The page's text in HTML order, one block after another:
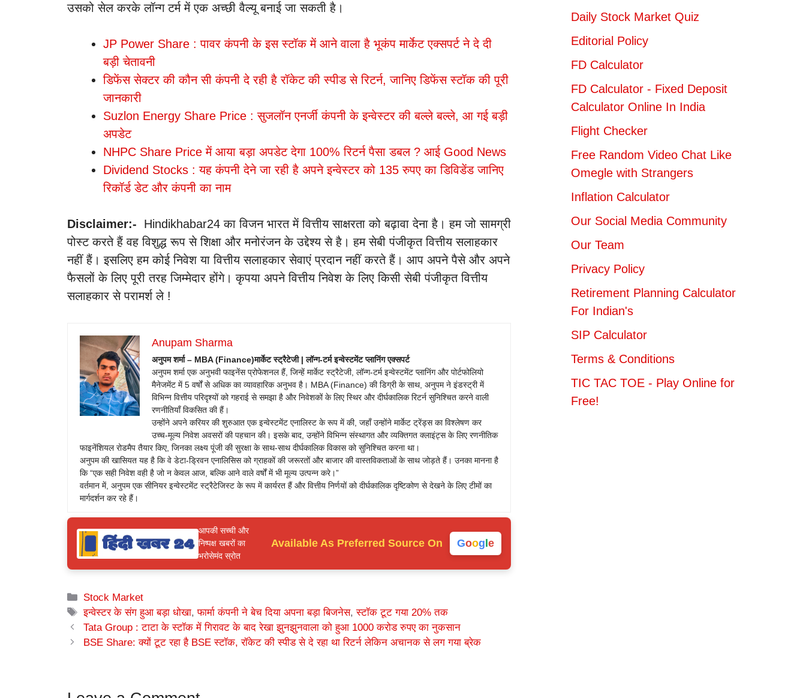
उसको सेल करके लॉन्ग टर्म में एक अच्छी वैल्यू बनाई जा सकती है।
JP Power Share : पावर कंपनी के इस स्टॉक में आने वाला है भूकंप मार्केट एक्सपर्ट ने दे दी
बड़ी चेतावनी
डिफेंस सेक्टर की कौन सी कंपनी दे रही है रॉकेट की स्पीड से रिटर्न, जानिए डिफेंस स्टॉक की पूरी
जानकारी
Suzlon Energy Share Price : सुजलॉन एनर्जी कंपनी के इन्वेस्टर की बल्ले बल्ले, आ गई बड़ी
अपडेट
NHPC Share Price में आया बड़ा अपडेट देगा 100% रिटर्न पैसा डबल ? आई Good News
Dividend Stocks : यह कंपनी देने जा रही है अपने इन्वेस्टर को 135 रुपए का डिविडेंड जानिए
रिकॉर्ड डेट और कंपनी का नाम
Disclaimer:- Hindikhabar24 का विजन भारत में वित्तीय साक्षरता को बढ़ावा देना है। हम जो सामग्री
पोस्ट करते हैं वह विशुद्ध रूप से शिक्षा और मनोरंजन के उद्देश्य से है। हम सेबी पंजीकृत वित्तीय सलाहकार
नहीं हैं। इसलिए हम कोई निवेश या वित्तीय सलाहकार सेवाएं प्रदान नहीं करते हैं। आप अपने पैसे और अपने
फैसलों के लिए पूरी तरह जिम्मेदार होंगे। कृपया अपने वित्तीय निवेश के लिए किसी सेबी पंजीकृत वित्तीय
सलाहकार से परामर्श ले !
Anupam Sharma
अनुपम शर्मा – MBA (Finance)मार्केट स्ट्रैटेजी | लॉन्ग-टर्म इन्वेस्टमेंट प्लानिंग एक्सपर्ट
अनुपम शर्मा एक अनुभवी फाइनेंस प्रोफेशनल हैं, जिन्हें मार्केट स्ट्रैटेजी, लॉन्ग-टर्म इन्वेस्टमेंट प्लानिंग और पोर्टफोलियो
मैनेजमेंट में 5 वर्षों से अधिक का व्यावहारिक अनुभव है। MBA (Finance) की डिग्री के साथ, अनुपम ने इंडस्ट्री में
विभिन्न वित्तीय परिदृश्यों को गहराई से समझा है और निवेशकों के लिए स्थिर और दीर्घकालिक रिटर्न सुनिश्चित करने वाली
रणनीतियाँ विकसित की हैं।
उन्होंने अपने करियर की शुरुआत एक इन्वेस्टमेंट एनालिस्ट के रूप में की, जहाँ उन्होंने मार्केट ट्रेंड्स का विश्लेषण कर
उच्च-मूल्य निवेश अवसरों की पहचान की। इसके बाद, उन्होंने विभिन्न संस्थागत और व्यक्तिगत क्लाइंट्स के लिए रणनीतिक
फाइनेंशियल रोडमैप तैयार किए, जिनका लक्ष्य पूंजी की सुरक्षा के साथ-साथ दीर्घकालिक विकास को सुनिश्चित करना था।
अनुपम की खासियत यह है कि वे डेटा-ड्रिवन एनालिसिस को ग्राहकों की जरूरतों और बाजार की वास्तविकताओं के साथ जोड़ते हैं। उनका मानना है
कि “एक सही निवेश वही है जो न केवल आज, बल्कि आने वाले वर्षों में भी मूल्य उत्पन्न करे।”
वर्तमान में, अनुपम एक सीनियर इन्वेस्टमेंट स्ट्रैटेजिस्ट के रूप में कार्यरत हैं और वित्तीय निर्णयों को दीर्घकालिक दृष्टिकोण से देखने के लिए टीमों का
मार्गदर्शन कर रहे हैं।
आपकी सच्ची और
निष्पक्ष खबरों का
भरोसेमंद स्रोत
Available As Preferred Source On Goog e
Categories
Stock Market
Tags
इन्वेस्टर के संग हुआ बड़ा धोखा,फार्मा कंपनी ने बेच दिया अपना बड़ा बिजनेस,स्टॉक टूट गया 20% तक
Tata Group : टाटा के स्टॉक में गिरावट के बाद रेखा झुनझुनवाला को हुआ 1000 करोड रुपए का नुकसान
BSE Share: क्यों टूट रहा है BSE स्टॉक, रॉकेट की स्पीड से दे रहा था रिटर्न लेकिन अचानक से लग गया ब्रेक
Daily Stock Market Quiz
Editorial Policy
FD Calculator
FD Calculator - Fixed Deposit
Calculator Online In India
Flight Checker
Free Random Video Chat Like
Omegle with Strangers
Inflation Calculator
Our Social Media Community
Our Team
Privacy Policy
Retirement Planning Calculator
For Indian's
SIP Calculator
Terms & Conditions
TIC TAC TOE - Play Online for
Free!